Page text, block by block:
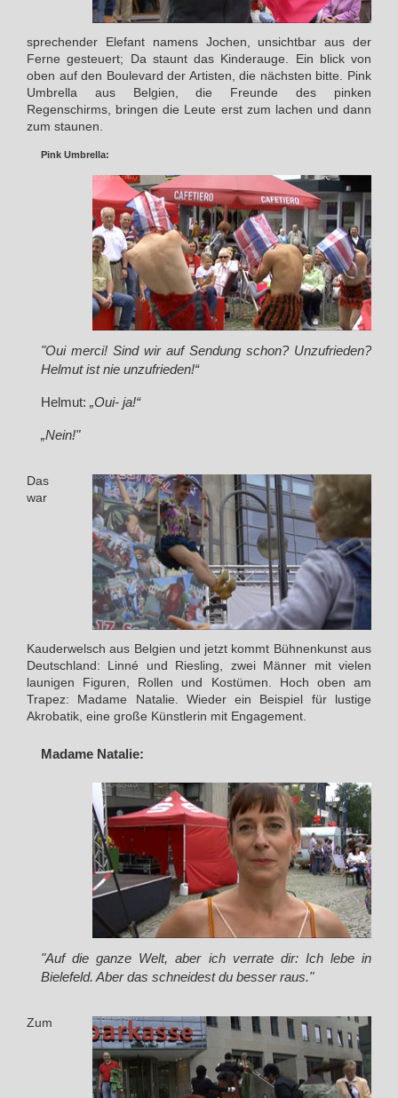
sprechender Elefant namens Jochen, unsichtbar aus der
Ferne gesteuert; Da staunt das Kinderauge. Ein blick von
oben auf den Boulevard der Artisten, die nächsten bitte. Pink
Umbrella aus Belgien, die Freunde des pinken
Regenschirms, bringen die Leute erst zum lachen und dann
zum staunen.
Pink Umbrella:
"Oui merci! Sind wir auf Sendung schon? Unzufrieden?
Helmut ist nie unzufrieden!“
Helmut: „Oui- ja!“
„Nein!"
Das
war
Kauderwelsch aus Belgien und jetzt kommt Bühnenkunst aus
Deutschland: Linné und Riesling, zwei Männer mit vielen
launigen Figuren, Rollen und Kostümen. Hoch oben am
Trapez: Madame Natalie. Wieder ein Beispiel für lustige
Akrobatik, eine große Künstlerin mit Engagement.
Madame Natalie:
"Auf die ganze Welt, aber ich verrate dir: Ich lebe in
Bielefeld. Aber das schneidest du besser raus."
Zum